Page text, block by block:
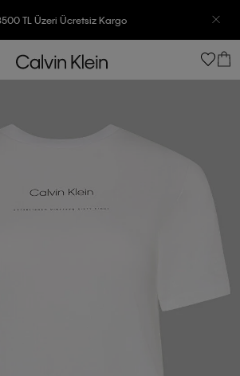
TL Üzeri Ücretsiz Kargo
Üzeri Alışverişlerinizde 6 Taksit İmkanı